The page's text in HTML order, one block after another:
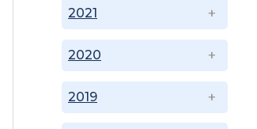
2019
2020
2021